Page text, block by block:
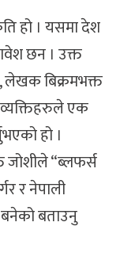
हो । यसमा देश
छन । उक्त
लेखक बिक्रमभक्त
एक
हो ।
जोशीले “ब्लफर्स
र नेपाली
बताउनु